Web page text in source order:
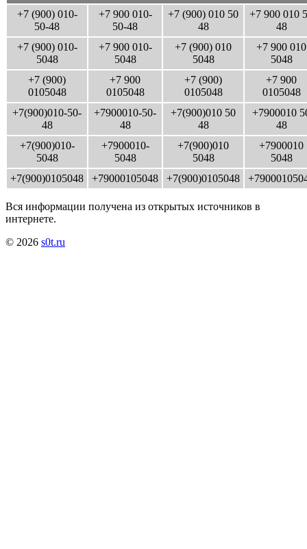
+7 (900) 010-
50-48
+7 900 010-
50-48
+7 (900) 010 50
48
+7 900 010
48
+7 (900) 010-
5048
+7 900 010-
5048
+7 (900) 010
5048
+7 900 010
5048
+7 (900)
0105048
+7 900
0105048
+7 (900)
0105048
+7 900
0105048
+7(900)010-50-
48
+7900010-50-
48
+7(900)010 50
48
+7900010
48
+7(900)010-
5048
+7900010-
5048
+7(900)010
5048
+7900010
5048
+7(900)0105048
+79000105048 +7(900)0105048
Вся информации получена из открытых источников в
интернете.
© 2026 s0t.ru